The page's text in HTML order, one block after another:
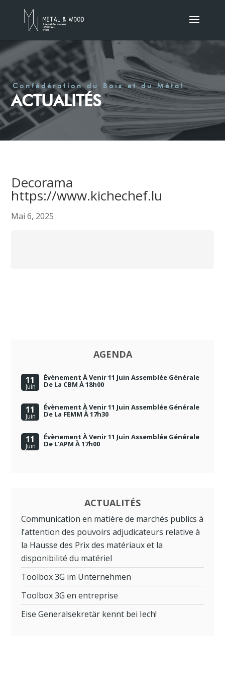
Confédération du Bois et du Métal
ACTUALITÉS
Decorama
https://www.kichechef.lu
Mai 6, 2025
AGENDA
11
Juin
Évènement À Venir 11 Juin Assemblée Générale
De La CBM À 18h00
11
Juin
Évènement À Venir 11 Juin Assemblée Générale
De La FEMM À 17h30
11
Juin
Évènement À Venir 11 Juin Assemblée Générale
De L’APM À 17h00
ACTUALITÉS
Communication en matière de marchés publics à
l’attention des pouvoirs adjudicateurs relative à
la Hausse des Prix des matériaux et la
disponibilité du matériel
Toolbox 3G im Unternehmen
Toolbox 3G en entreprise
Eise Generalsekretär kennt bei Iech!